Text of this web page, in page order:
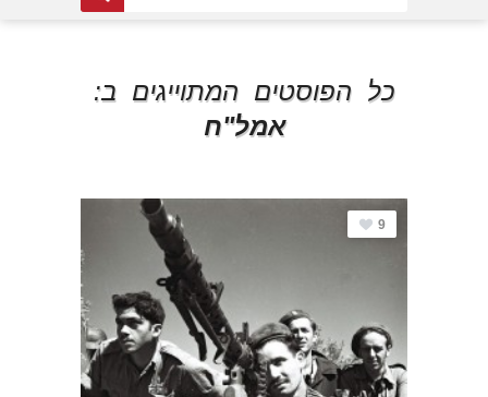
כל הפוסטים המתוייגים ב:
אמל"ח
9